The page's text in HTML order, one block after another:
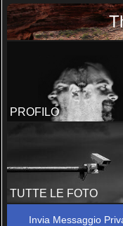
PROFILO
TUTTE LE FOTO
Invia Messaggio